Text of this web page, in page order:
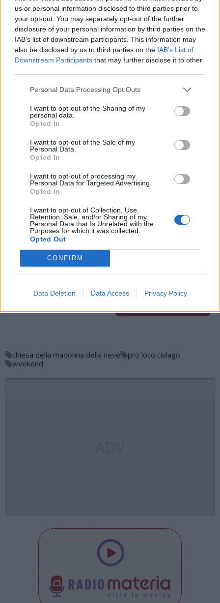
us or personal information disclosed to third parties prior to
your opt-out. You may separately opt-out of the further
disclosure of your personal information by third parties on the
IAB’s list of downstream participants. This information may
also be disclosed by us to third parties on the IAB’s List of
Downstream Participants that may further disclose it to other
Personal Data Processing Opt Outs
I want to opt-out of the Sharing of my
personal data.
Opted In
I want to opt-out of the Sale of my
Personal Data.
Opted In
I want to opt-out of processing my
Personal Data for Targeted Advertising.
Opted In
I want to opt-out of Collection, Use,
Retention, Sale, and/or Sharing of my
Personal Data that Is Unrelated with the
Purposes for which it was collected.
Opted Out
CONFIRM
Data Deletion Data Access Privacy Policy
Particolarmente ricca è l’iconografia mariana, con ben 33
raffigurazioni della Vergine Maria come protettrice della
maternità. Il pubblico potrà osservare quattro diverse
“Madonne del Latte”, la Madonna della Misericordia e
quella della Tenerezza. Il pezzo forte è però l’altare
incorniciata da un altare ligneo intagliato e da una
predella dorata donata dalla famiglia Borromeo.
Informazioni pratiche per la visita
Per partecipare all’iniziativa, che avrà una durata di circa
un’ora e mezza, non è necessaria la prenotazione.
sostenere le attività culturali e sociali portate avanti dalla
Pro Loco di Cislago sul territorio comunale.
27 Aprile 2026
Redazione VareseNews
redazione@varesenews.it
Noi della redazione di VareseNews crediamo che
una buona informazione contribuisca a migliorare
la vita di tutti. Ogni giorno lavoriamo cercando di
stimolare curiosità e spirito critico.
Abbonati a VareseNews
chiesa della madonna della neve
pro loco cislago
weekend